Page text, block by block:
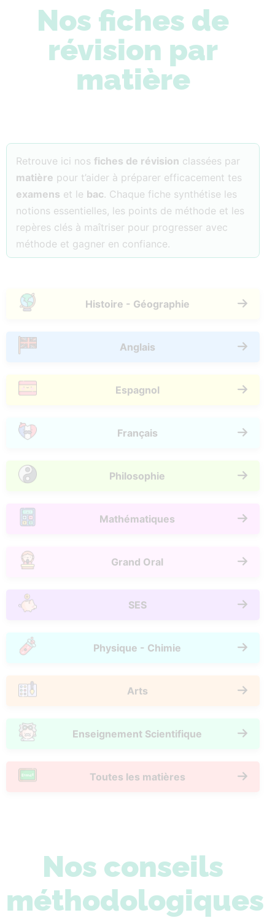
Nos fiches de
révision par
matière
Retrouve ici nos fiches de révision classées par
matière pour t’aider à préparer efficacement tes
examens et le bac. Chaque fiche synthétise les
notions essentielles, les points de méthode et les
repères clés à maîtriser pour progresser avec
méthode et gagner en confiance.
Histoire - Géographie
Anglais
Espagnol
Français
Philosophie
Mathématiques
Grand Oral
SES
Physique - Chimie
Arts
Enseignement Scientifique
Toutes les matières
Nos conseils
méthodologiques